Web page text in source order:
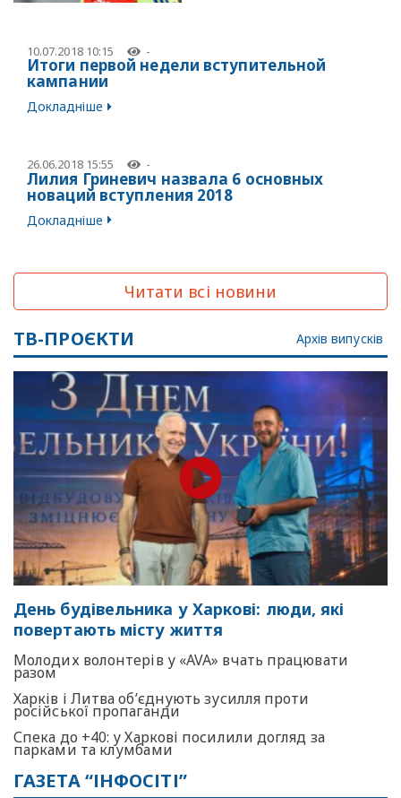
10.07.2018 10:15 -
Итоги первой недели вступительной
кампании
Докладніше
26.06.2018 15:55 -
Лилия Гриневич назвала 6 основных
новаций вступления 2018
Докладніше
Читати всі новини
ТВ-ПРОЄКТИ Архів випусків
День будівельника у Харкові: люди, які
повертають місту життя
Молодих волонтерів у «AVA» вчать працювати
разом
Харків і Литва об’єднують зусилля проти
російської пропаганди
Спека до +40: у Харкові посилили догляд за
парками та клумбами
ГАЗЕТА “ІНФОСІТІ”